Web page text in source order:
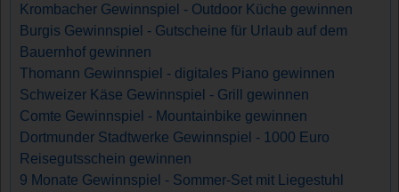
Krombacher Gewinnspiel - Outdoor Küche gewinnen
Burgis Gewinnspiel - Gutscheine für Urlaub auf dem
Bauernhof gewinnen
Thomann Gewinnspiel - digitales Piano gewinnen
Schweizer Käse Gewinnspiel - Grill gewinnen
Comte Gewinnspiel - Mountainbike gewinnen
Dortmunder Stadtwerke Gewinnspiel - 1000 Euro
Reisegutsschein gewinnen
9 Monate Gewinnspiel - Sommer-Set mit Liegestuhl